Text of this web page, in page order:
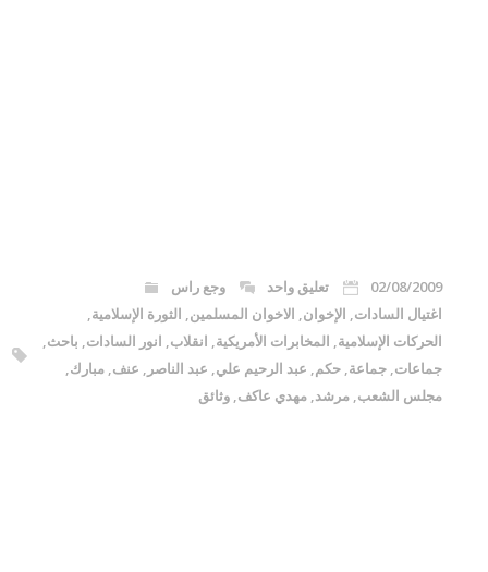
02/08/2009 تعليق واحد
وجع راس
اغتيال السادات, الإخوان, الاخوان المسلمين, الثورة الإسلامية,
الحركات الإسلامية, المخابرات الأمريكية, انقلاب, انور السادات, باحث,
جماعات,جماعة,حكم, عبد الرحيم علي, عبد الناصر , عنف,مبارك,
مجلس الشعب,مرشد,مهدي عاكف,وثائق